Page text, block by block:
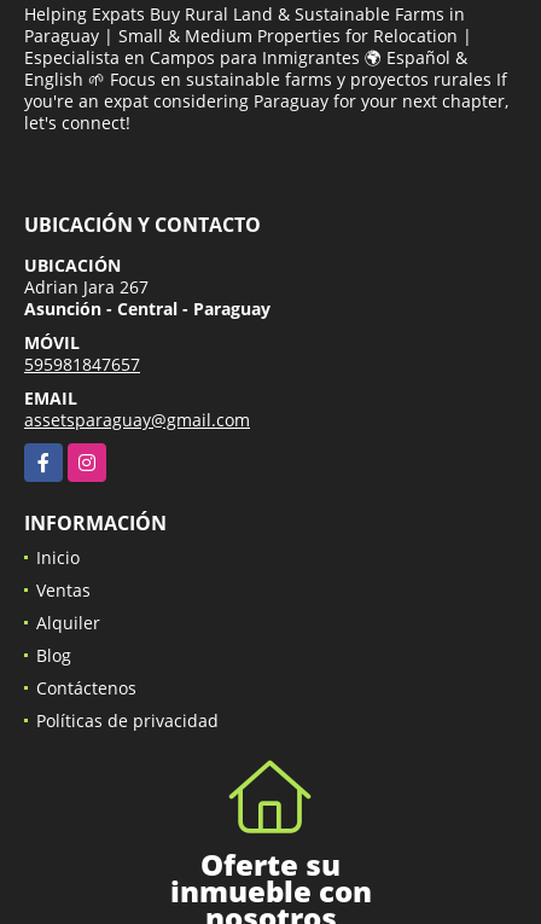
Helping Expats Buy Rural Land & Sustainable Farms in
Paraguay | Small & Medium Properties for Relocation |
Especialista en Campos para Inmigrantes 🌍 Español &
English 🌱 Focus en sustainable farms y proyectos rurales If
you're an expat considering Paraguay for your next chapter,
let's connect!
UBICACIÓN Y CONTACTO
UBICACIÓN
Adrian Jara 267
Asunción - Central - Paraguay
MÓVIL
595981847657
EMAIL
assetsparaguay@gmail.com
FacebookInstagram
INFORMACIÓN
Inicio
Ventas
Alquiler
Blog
Contáctenos
Políticas de privacidad
Oferte su
inmueble con